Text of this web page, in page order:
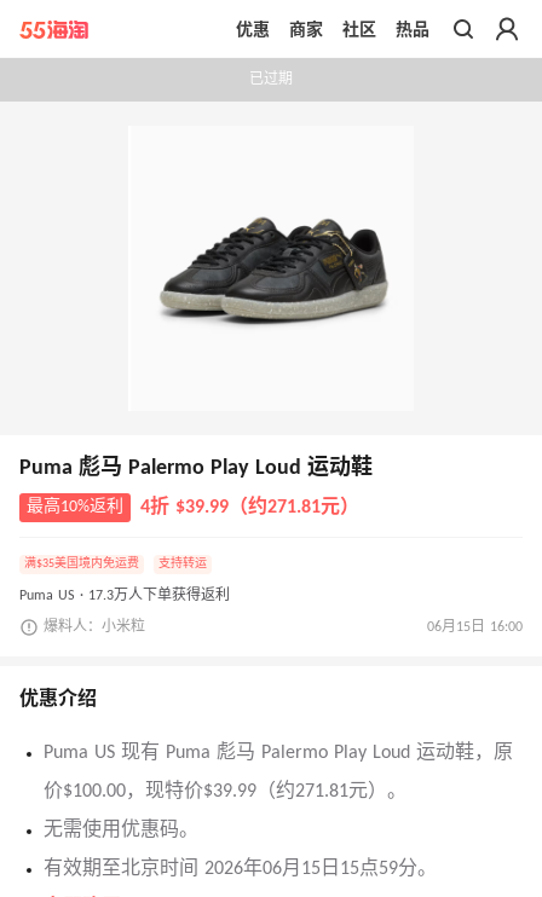
带你去官网买正品
优惠 商家 社区 热品
已过期
Puma 彪马 Palermo Play Loud 运动鞋
最高10%返利 4折 $39.99（约271.81元）
满$35美国境内免运费 支持转运
Puma US · 17.3万人下单获得返利
爆料人：小米粒 06月15日 16:00
优惠介绍
Puma US 现有 Puma 彪马 Palermo Play Loud 运动鞋，原
价$100.00，现特价$39.99（约271.81元）。
无需使用优惠码。
有效期至北京时间 2026年06月15日15点59分。